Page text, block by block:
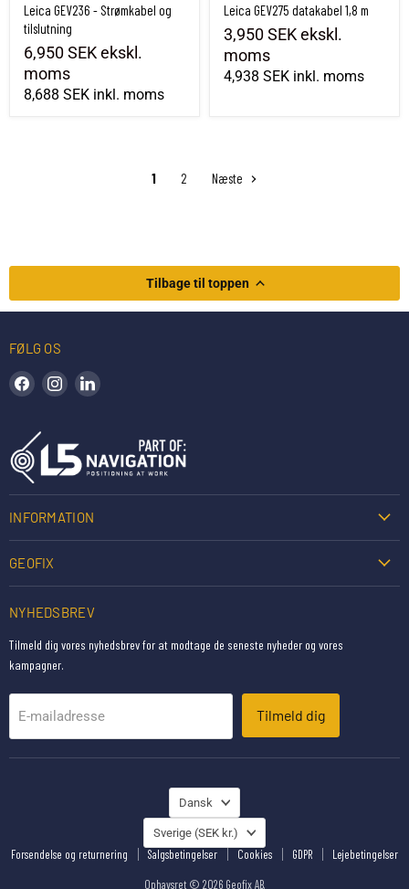
Leica GEV236 - Strømkabel og
tilslutning
6,950 SEKekskl.
moms
8,688 SEK inkl. moms
Leica GEV275 datakabel 1,8 m
3,950 SEKekskl.
moms
4,938 SEK inkl. moms
1 2 Næste
Tilbage til toppen
FØLG OS
Find os på Facebook
Find os på Instagram
INFORMATION
GEOFIX
NYHEDSBREV
Tilmeld dig vores nyhedsbrev for at modtage de seneste nyheder og vores
kampagner.
E-mailadresse Tilmeld dig
SPROG
Dansk
JORD
Sverige (SEK kr.)
Forsendelse og returnering Salgsbetingelser Cookies GDPR Lejebetingelser
Ophavsret © 2026 Geofix AB.